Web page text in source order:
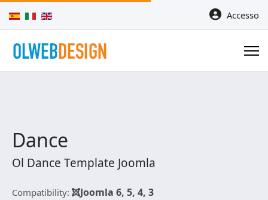
Seleziona la tua lingua Accesso
Dance
Ol Dance Template Joomla
Compatibility: Joomla 6, 5, 4, 3